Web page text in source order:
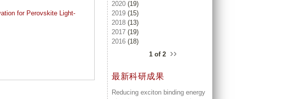
for Perovskite Light-
2020 (19)
2019 (15)
2018 (13)
2017 (19)
2016 (18)
1 of 2 ››
最新科研成果
Reducing exciton binding energy